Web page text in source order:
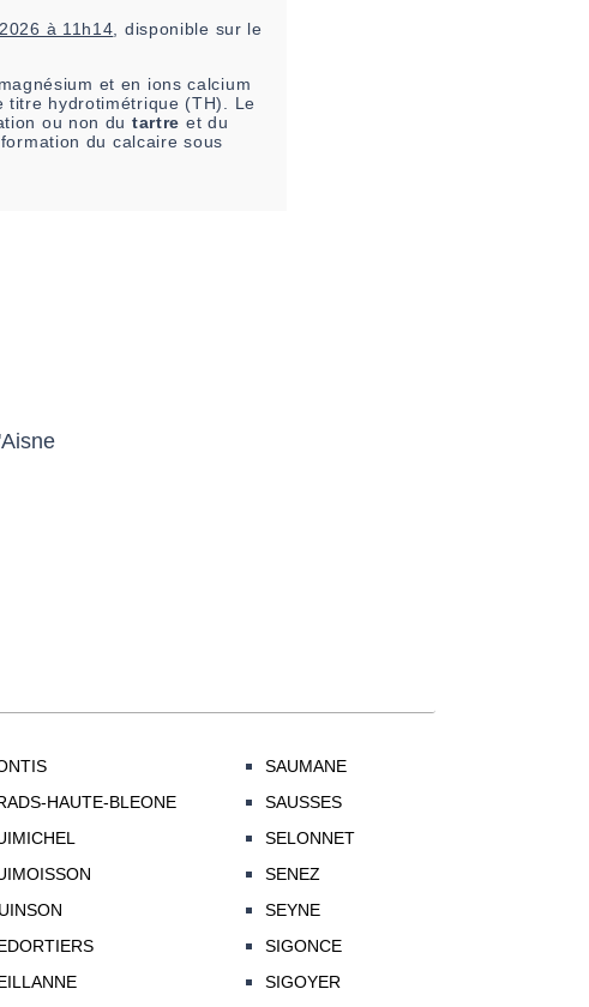
à 11h14, disponible sur le
et en ions calcium
titre hydrotimétrique (TH). Le
ou non du tartre et du
du calcaire sous
HAUTE-BLEONE
SAUMANE
SAUSSES
SELONNET
SENEZ
SEYNE
SIGONCE
SIGOYER